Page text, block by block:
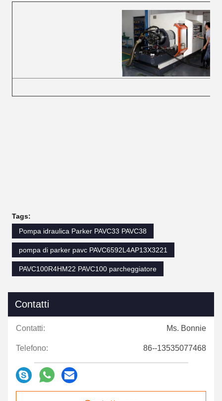
Tags:
Pompa idraulica Parker PAVC33 PAVC38
pompa di parker pavc PAVC6592L4AP13X3221
PAVC100R4HM22 PAVC100 parcheggiatore
Contatti
Contatti: Ms. Bonnie
Telefono: 86--13535077468